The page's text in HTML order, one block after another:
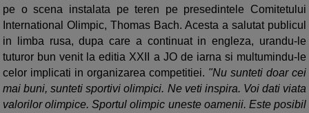
pe o scena instalata pe teren pe presedintele Comitetului
International Olimpic, Thomas Bach. Acesta a salutat publicul
in limba rusa, dupa care a continuat in engleza, urandu-le
tuturor bun venit la editia XXII a JO de iarna si multumindu-le
celor implicati in organizarea competitiei. "Nu sunteti doar cei
mai buni, sunteti sportivi olimpici. Ne veti inspira. Voi dati viata
valorilorolimpice. Sportul olimpic uneste oamenii. Este posibil